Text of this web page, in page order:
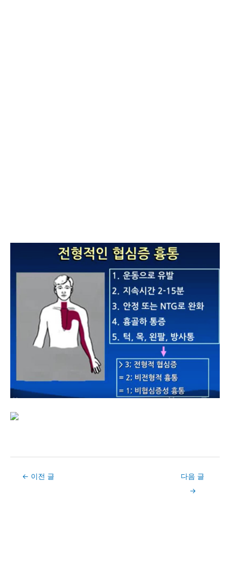
Post← 이전 글
다음 글
→